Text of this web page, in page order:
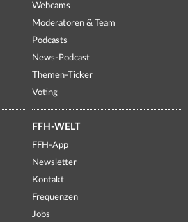
Webcams
Moderatoren & Team
Podcasts
News-Podcast
Themen-Ticker
Voting
FFH-WELT
FFH-App
Newsletter
Kontakt
Frequenzen
Jobs